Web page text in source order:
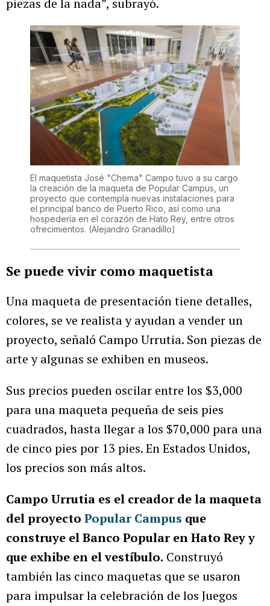
El maquetista José "Chema" Campo tuvo a su cargo
la creación de la maqueta de Popular Campus, un
proyecto que contempla nuevas instalaciones para
el principal banco de Puerto Rico, así como una
hospedería en el corazón de Hato Rey, entre otros
ofrecimientos. (Alejandro Granadillo)
Se puede vivir como maquetista
Una maqueta de presentación tiene detalles,
colores, se ve realista y ayudan a vender un
proyecto, señaló Campo Urrutia. Son piezas de
arte y algunas se exhiben en museos.
Sus precios pueden oscilar entre los $3,000
para una maqueta pequeña de seis pies
cuadrados, hasta llegar a los $70,000 para una
de cinco pies por 13 pies. En Estados Unidos,
los precios son más altos.
Campo Urrutia es el creador de la maqueta
del proyecto Popular Campus que
construye el Banco Popular en Hato Rey y
que exhibe en el vestíbulo. Construyó
también las cinco maquetas que se usaron
para impulsar la celebración de los Juegos